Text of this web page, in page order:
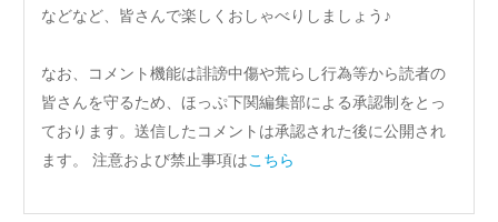
などなど、皆さんで楽しくおしゃべりしましょう♪
なお、コメント機能は誹謗中傷や荒らし行為等から読者の
皆さんを守るため、ほっぷ下関編集部による承認制をとっ
ております。送信したコメントは承認された後に公開され
ます。 注意および禁止事項はこちら